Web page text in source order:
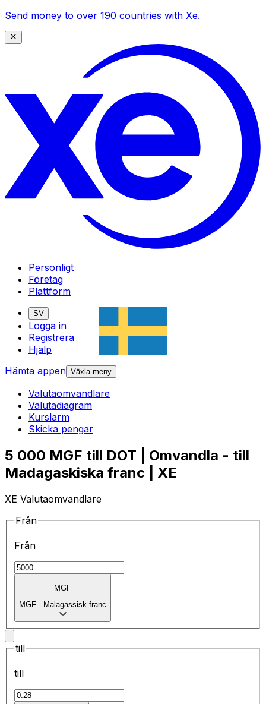
Send money to over 190 countries with Xe.
Personligt
Företag
Plattform
SV
Logga in
Registrera
Hjälp
Hämta appen Växla meny
Valutaomvandlare
Valutadiagram
Kurslarm
Skicka pengar
5 000 MGF till DOT | Omvandla - till
Madagaskiska franc | XE
XE Valutaomvandlare
Från
Från
MGF
MGF - Malagassisk franc
till
till